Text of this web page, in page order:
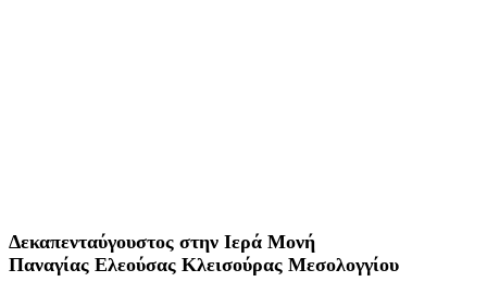
Δεκαπενταύγουστος στην Ιερά Μονή
Παναγίας Ελεούσας Κλεισούρας Μεσολογγίου